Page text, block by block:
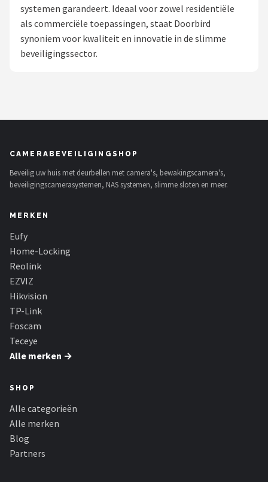
Home-Locking
Reolink
Foscam
Teceye
Smartwares
ieGeek
Alle merken →
systemen garandeert. Ideaal voor zowel residentiële
als commerciële toepassingen, staat Doorbird
synoniem voor kwaliteit en innovatie in de slimme
beveiligingssector.
CAMERABEVEILIGINGSHOP
Beveilig uw huis met deurbellen met camera's, bewakingscamera's,
beveiligingscamerasystemen, NAS systemen, slimme sloten en meer.
MERKEN
Eufy
Home-Locking
Reolink
EZVIZ
Hikvision
TP-Link
Foscam
Teceye
Alle merken →
SHOP
Alle categorieën
Alle merken
Blog
Partners